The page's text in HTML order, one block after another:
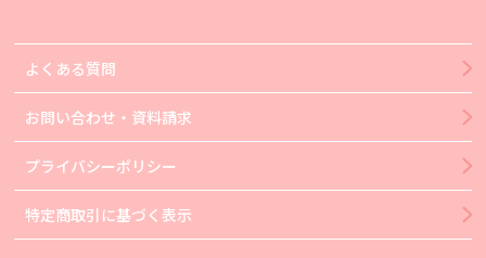
よくある質問
お問い合わせ・資料請求
プライバシーポリシー
特定商取引に基づく表示